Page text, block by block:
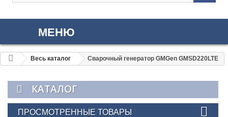
МЕНЮ
Весь каталог Сварочный генератор GMGen GMSD220LTE
КАТАЛОГ
ПРОСМОТРЕННЫЕ ТОВАРЫ